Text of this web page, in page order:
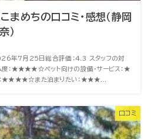
まめちの口コミ・感想（静岡
）
年7月25日総合評価：4.3 スタッフの対
：★★★★☆ペット向けの設備・サービス：★
また泊まりたい：★★★...
口コミ